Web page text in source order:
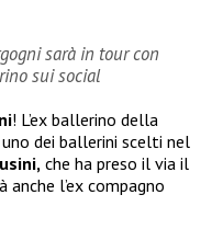
sarà in tour con
sui social
! L’ex ballerino della
dei ballerini scelti nel
che ha preso il via il
l’ex compagno